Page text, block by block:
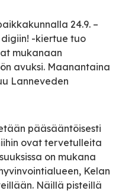
24.9. –
digiin! -kiertue tuo
mukanaan
avuksi. Maanantaina
Lanneveden
pääsääntöisesti
ovat tervetulleita
on mukana
Kelan
Näillä pisteillä